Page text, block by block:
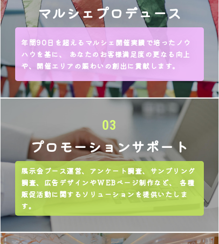
マルシェ プロデュース
年間90日を超えるマルシェ開催実績で培ったノウ
ハウを基に、 あなたのお客様満足度の更なる向上
や、開催エリアの賑わいの創出に貢献します。
03
プロモーションサポート
展示会ブース運営、アンケート調査、サンプリング
調査、広告デザインやWEBページ制作など、 各種
販促活動に関するソリューションを提供いたしま
す。